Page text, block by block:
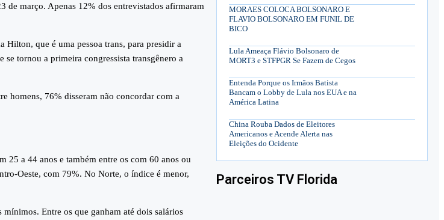
de março. Apenas 12% dos entrevistados afirmaram
Hilton, que é uma pessoa trans, para presidir a
tornou a primeira congressista transgênero a
homens, 76% disseram não concordar com a
25 a 44 anos e também entre os com 60 anos ou
Oeste, com 79%. No Norte, o índice é menor,
Entre os que ganham até dois salários
MORAES COLOCA BOLSONARO E
FLAVIO BOLSONARO EM FUNIL DE
BICO
Lula Ameaça Flávio Bolsonaro de
MORT3 e STFPGR Se Fazem de Cegos
Entenda Porque os Irmãos Batista
Bancam o Lobby de Lula nos EUA e na
América Latina
China Rouba Dados de Eleitores
Americanos e Acende Alerta nas
Eleições do Ocidente
Parceiros TV Florida